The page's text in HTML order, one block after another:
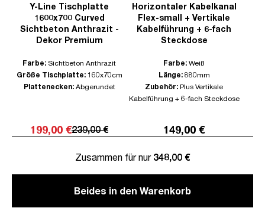
Y-Line Tischplatte
1600x700 Curved
Sichtbeton Anthrazit -
Dekor Premium
Farbe: Sichtbeton Anthrazit
Größe Tischplatte: 160x70cm
Plattenecken: Abgerundet
199,00 €239,00 €
Horizontaler Kabelkanal
Flex-small + Vertikale
Kabelführung + 6-fach
Steckdose
Farbe: Weiß
Länge: 880mm
Zubehör: Plus Vertikale
Kabelführung + 6-fach Steckdose
149,00 €
Zusammen für nur 348,00 €
Beides in den Warenkorb